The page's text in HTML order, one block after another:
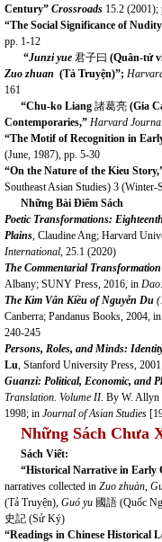
Century” Crossroads 15.2 (2001);
“The Social Significance of
pp. 1-12
“Junzi yue 君子曰 (Quân-tử
Zuo zhuan (Tả Truyện)”;
161
“Chu-ko Liang 諸葛亮 (Gia
Contemporaries,” Harvard
“The Motif of Recognition in
(June, 1987), pp. 5-30
“On the Nature of the Kieu
Southeast Asian Studies) 3
Những Bài Điểm Sách
Poetic Transformations:
Plains, Claudine Ang; Harvard
International, 25.1 (2020)
The Commentarial
Albany; SUNY Press, 2016, in Dao:
The Kim Vân Kiều of Nguyễn Du
Canberra; Pandanus Books, 2004, in
240-245
Persons, Roles, and Minds:
Lu, Stanford University Press,
Guanzi: Political, Economic, and
Translation. Volume II. By W. Allyn
1998; in Journal of Asian Studies
Những Sách Chưa
Sách Viết:
“Historical Narrative in Early
narratives collected in Zuo zhuàn,
(Tả Truyện), Guó yu 國語 (Quốc
史記 (Sử Ký)
“Readings in Chinese Historical